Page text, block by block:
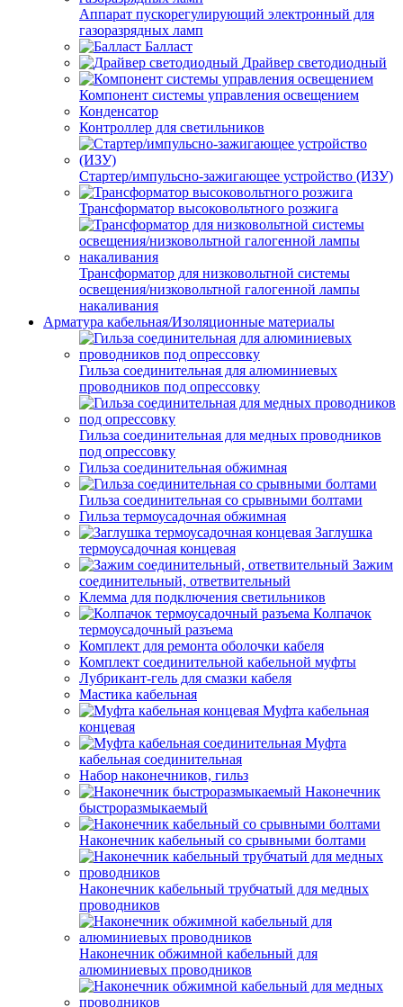
Аппарат пускорегулирующий электронный для
газоразрядных ламп
Балласт
Драйвер светодиодный
Компонент системы управления освещением
Конденсатор
Контроллер для светильников
Стартер/импульсно-зажигающее устройство (ИЗУ)
Трансформатор высоковольтного розжига
Трансформатор для низковольтной системы
освещения/низковольтной галогенной лампы
накаливания
Арматура кабельная/Изоляционные материалы
Гильза соединительная для алюминиевых
проводников под опрессовку
Гильза соединительная для медных проводников
под опрессовку
Гильза соединительная обжимная
Гильза соединительная со срывными болтами
Гильза термоусадочная обжимная
Заглушка
термоусадочная концевая
Зажим
соединительный, ответвительный
Клемма для подключения светильников
Колпачок
термоусадочный разъема
Комплект для ремонта оболочки кабеля
Комплект соединительной кабельной муфты
Лубрикант-гель для смазки кабеля
Мастика кабельная
Муфта кабельная
концевая
Муфта
кабельная соединительная
Набор наконечников, гильз
Наконечник
быстроразмыкаемый
Наконечник кабельный со срывными болтами
Наконечник кабельный трубчатый для медных
проводников
Наконечник обжимной кабельный для
алюминиевых проводников